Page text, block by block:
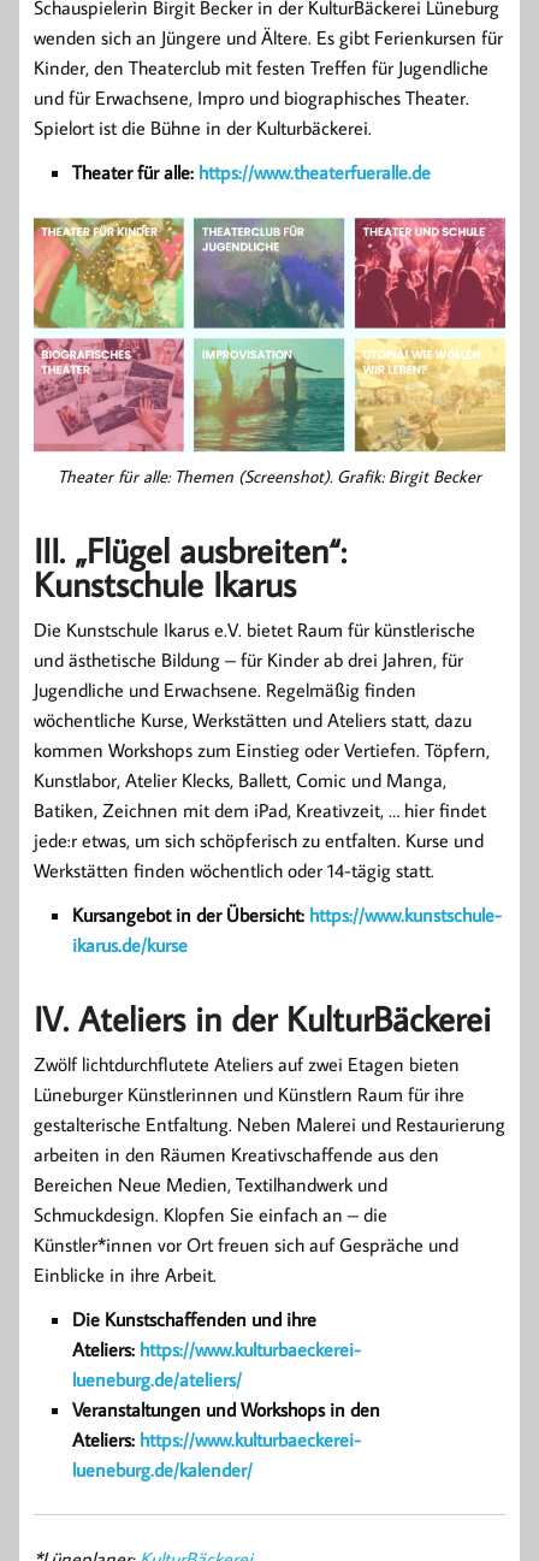
Schauspielerin Birgit Becker in der KulturBäckerei Lüneburg
wenden sich an Jüngere und Ältere. Es gibt Ferienkursen für
Kinder, den Theaterclub mit festen Treffen für Jugendliche
und für Erwachsene, Impro und biographisches Theater.
Spielort ist die Bühne in der Kulturbäckerei.
Theater für alle: https://www.theaterfueralle.de
Theater für alle: Themen (Screenshot). Grafik: Birgit Becker
III. „Flügel ausbreiten“:
Kunstschule Ikarus
Die Kunstschule Ikarus e.V. bietet Raum für künstlerische
und ästhetische Bildung – für Kinder ab drei Jahren, für
Jugendliche und Erwachsene. Regelmäßig finden
wöchentliche Kurse, Werkstätten und Ateliers statt, dazu
kommen Workshops zum Einstieg oder Vertiefen. Töpfern,
Kunstlabor, Atelier Klecks, Ballett, Comic und Manga,
Batiken, Zeichnen mit dem iPad, Kreativzeit, … hier findet
jede:r etwas, um sich schöpferisch zu entfalten. Kurse und
Werkstätten finden wöchentlich oder 14-tägig statt.
Kursangebot in der Übersicht: https://www.kunstschule-
ikarus.de/kurse
IV. Ateliers in der KulturBäckerei
Zwölf lichtdurchflutete Ateliers auf zwei Etagen bieten
Lüneburger Künstlerinnen und Künstlern Raum für ihre
gestalterische Entfaltung. Neben Malerei und Restaurierung
arbeiten in den Räumen Kreativschaffende aus den
Bereichen Neue Medien, Textilhandwerk und
Schmuckdesign. Klopfen Sie einfach an – die
Künstler*innen vor Ort freuen sich auf Gespräche und
Einblicke in ihre Arbeit.
Die Kunstschaffenden und ihre
Ateliers: https://www.kulturbaeckerei-
lueneburg.de/ateliers/
Veranstaltungen und Workshops in den
Ateliers: https://www.kulturbaeckerei-
lueneburg.de/kalender/